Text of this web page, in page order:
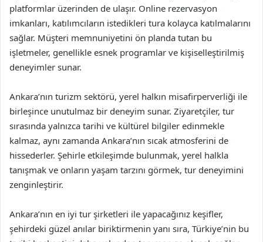
platformlar üzerinden de ulaşır. Online rezervasyon
imkanları, katılımcıların istedikleri tura kolayca katılmalarını
sağlar. Müşteri memnuniyetini ön planda tutan bu
işletmeler, genellikle esnek programlar ve kişiselleştirilmiş
deneyimler sunar.
Ankara’nın turizm sektörü, yerel halkın misafirperverliği ile
birleşince unutulmaz bir deneyim sunar. Ziyaretçiler, tur
sırasında yalnızca tarihi ve kültürel bilgiler edinmekle
kalmaz, aynı zamanda Ankara’nın sıcak atmosferini de
hissederler. Şehirle etkileşimde bulunmak, yerel halkla
tanışmak ve onların yaşam tarzını görmek, tur deneyimini
zenginleştirir.
Ankara’nın en iyi tur şirketleri ile yapacağınız keşifler,
şehirdeki güzel anılar biriktirmenin yanı sıra, Türkiye’nin bu